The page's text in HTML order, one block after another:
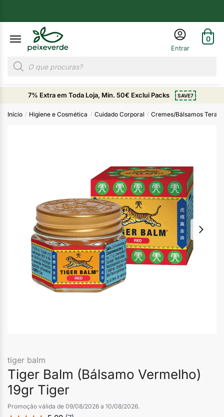
0
7% Extra em Toda Loja, Min. 50€ Exclui Packs SAVE7
Início / Higiene e Cosmética / Cuidado Corporal / Cremes/Bálsamos
tiger balm
Tiger Balm (Bálsamo Vermelho)
19gr Tiger
Promoção válida de 09/08/2026 a 10/08/2026.